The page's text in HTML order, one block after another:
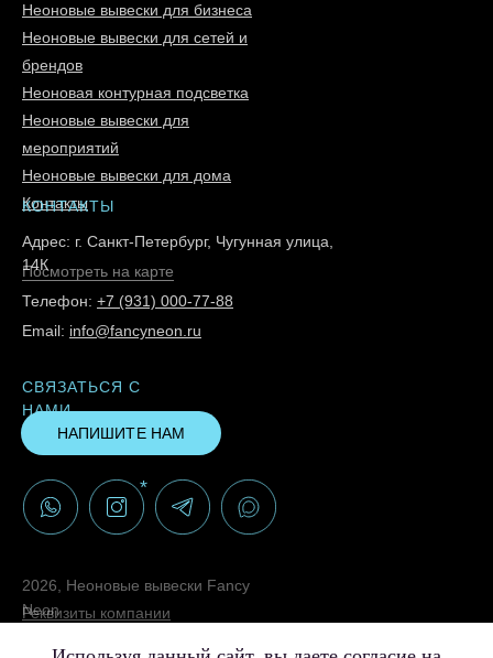
Неоновые вывески для бизнеса
Неоновые вывески для сетей и
брендов
Неоновая контурная подсветка
Неоновые вывески для
мероприятий
Неоновые вывески для дома
Контакты
КОНТАКТЫ
Посмотреть на карте
Адрес: г. Санкт-Петербург, Чугунная улица,
14К
Телефон: +7 (931) 000-77-88
Email: info@fancyneon.ru
Реквизиты компании
2026, Неоновые вывески Fancy
Neon
СВЯЗАТЬСЯ С
НАМИ
НАПИШИТЕ НАМ
*